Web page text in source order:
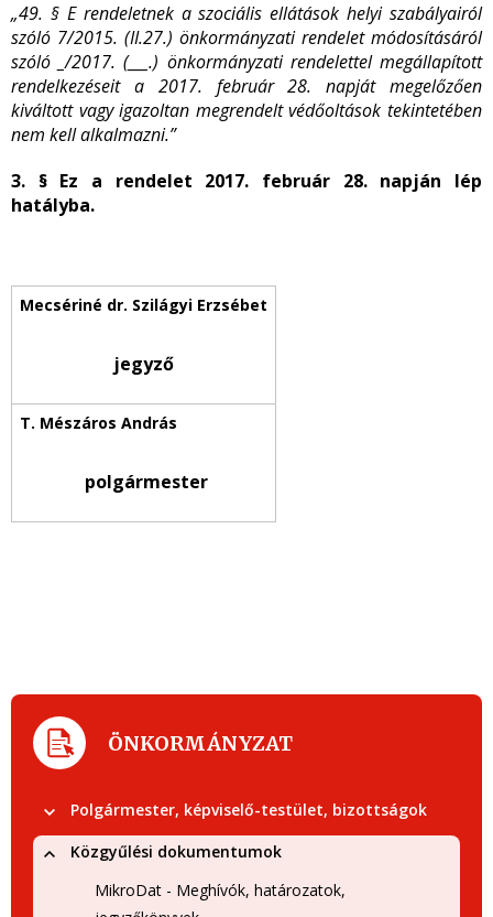
„49. § E rendeletnek a szociális ellátások helyi szabályairól
szóló 7/2015. (II.27.) önkormányzati rendelet módosításáról
szóló _/2017. (___.) önkormányzati rendelettel megállapított
rendelkezéseit a 2017. február 28. napját megelőzően
kiváltott vagy igazoltan megrendelt védőoltások tekintetében
nem kell alkalmazni.”
3. § Ez a rendelet 2017. február 28. napján lép
hatályba.
jegyző
polgármester
ÖNKORMÁNYZAT
Polgármester, képviselő-testület, bizottságok
Közgyűlési dokumentumok
MikroDat - Meghívók, határozatok,